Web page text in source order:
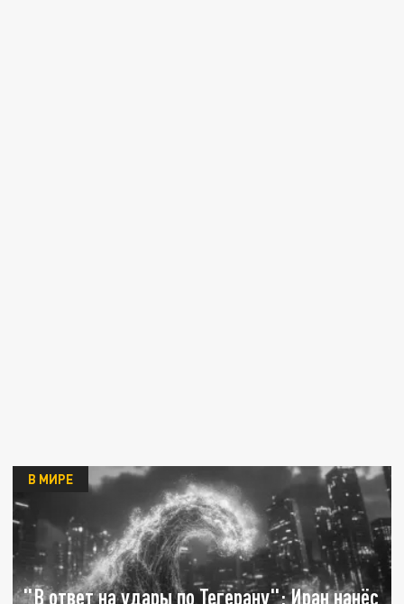
"В ответ на удары по Тегерану": Иран нанёс
В МИРЕ